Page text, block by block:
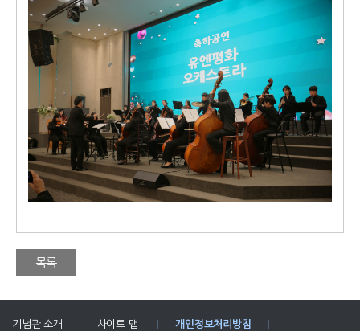
목록
기념관 소개 사이트 맵 개인정보처리방침